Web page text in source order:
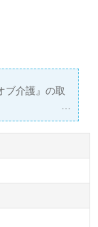
ブ介護』の取
します。